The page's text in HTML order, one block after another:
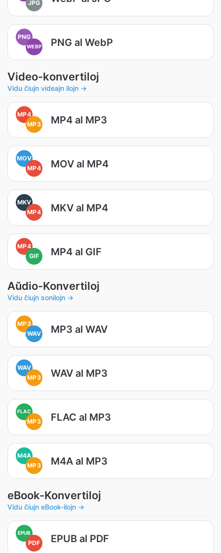
JPG
PNG
WEBP PNG al WebP
Video-konvertiloj
Vidu ĉiujn videajn ilojn →
MP4
MP3
MP4 al MP3
MOV
MP4
MOV al MP4
MKV
MP4
MKV al MP4
MP4
GIF
MP4 al GIF
Aŭdio-Konvertiloj
Vidu ĉiujn sonilojn →
MP3
WAV
MP3 al WAV
WAV
MP3
WAV al MP3
FLAC
MP3 FLAC al MP3
M4A
MP3
M4A al MP3
eBook-Konvertiloj
Vidu ĉiujn eBook-ilojn →
EPUB
PDF EPUB al PDF